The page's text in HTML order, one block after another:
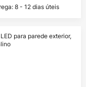
8 - 12 dias úteis
para parede exterior,